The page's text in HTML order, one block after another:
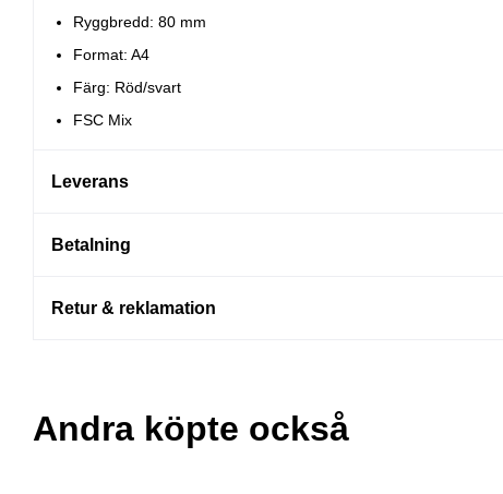
Ryggbredd: 80 mm
Format: A4
Färg: Röd/svart
FSC Mix
Leverans
Betalning
Retur & reklamation
Andra köpte också